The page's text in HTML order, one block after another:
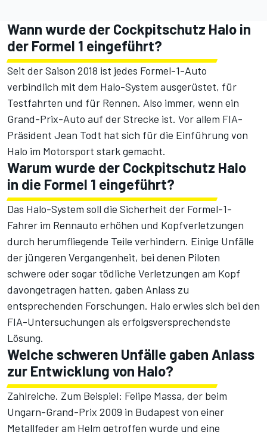
Wann wurde der Cockpitschutz Halo in
der Formel 1 eingeführt?
Seit der Saison 2018 ist jedes Formel-1-Auto
verbindlich mit dem Halo-System ausgerüstet, für
Testfahrten und für Rennen. Also immer, wenn ein
Grand-Prix-Auto auf der Strecke ist. Vor allem FIA-
Präsident Jean Todt hat sich für die Einführung von
Halo im Motorsport stark gemacht.
Warum wurde der Cockpitschutz Halo
in die Formel 1 eingeführt?
Das Halo-System soll die Sicherheit der Formel-1-
Fahrer im Rennauto erhöhen und Kopfverletzungen
durch herumfliegende Teile verhindern. Einige Unfälle
der jüngeren Vergangenheit, bei denen Piloten
schwere oder sogar tödliche Verletzungen am Kopf
davongetragen hatten, gaben Anlass zu
entsprechenden Forschungen. Halo erwies sich bei den
FIA-Untersuchungen als erfolgsversprechendste
Lösung.
Welche schweren Unfälle gaben Anlass
zur Entwicklung von Halo?
Zahlreiche. Zum Beispiel: Felipe Massa, der beim
Ungarn-Grand-Prix 2009 in Budapest von einer
Metallfeder am Helm getroffen wurde und eine